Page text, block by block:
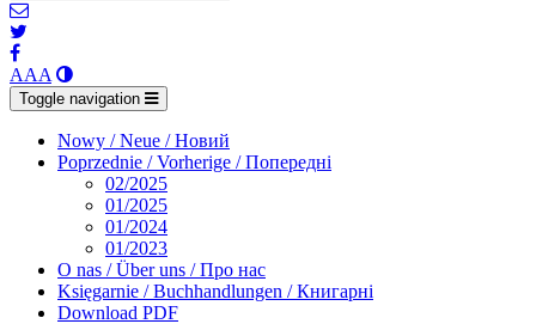
AAA
Toggle navigation
Nowy / Neue / Новий
Poprzednie / Vorherige / Попередні
02/2025
01/2025
01/2024
01/2023
O nas / Über uns / Про нас
Księgarnie / Buchhandlungen / Книгарні
Download PDF